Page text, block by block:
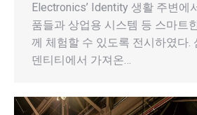
Electronics’ Identity 생활 주변에
품들과 상업용 시스템 등 스마트
께 체험할 수 있도록 전시하였다.
덴티티에서 가져온…